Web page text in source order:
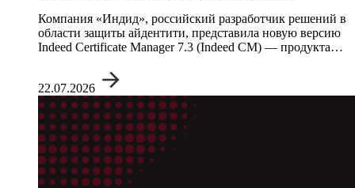
Компания «Индид», российский разработчик решений в
области защиты айдентити, представила новую версию
Indeed Certificate Manager 7.3 (Indeed CM) — продукта…
22.07.2026